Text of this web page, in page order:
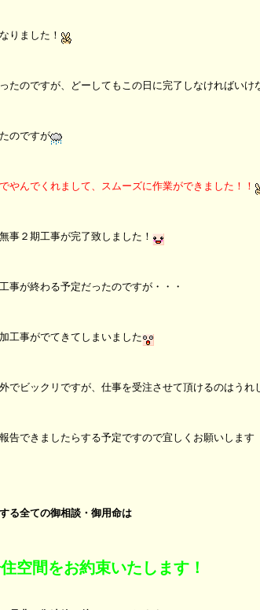
りました！
たのですが、どーしてもこの日に完了しなければいけ
のですが
やんでくれまして、スムーズに作業ができました！！
事２期工事が完了致しました！
事が終わる予定だったのですが・・・
工事がでてきてしまいました
でビックリですが、仕事を受注させて頂けるのはうれ
告できましたらする予定ですので宜しくお願いします
る全ての御相談・御用命は
空間をお約束いたします！